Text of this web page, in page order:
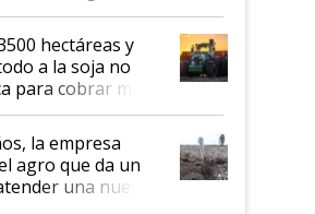
hectáreas y
a la soja no
para cobrar más
compraron un
la empresa
agro que da un
una nueva